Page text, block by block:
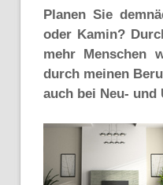
Planen Sie
oder Kamin?
mehr Menschen
durch meinen
auch bei Neu- und